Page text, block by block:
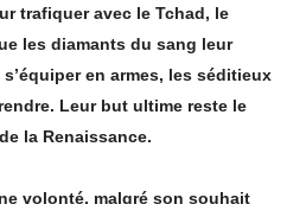
trafiquer avec le Tchad, le
les diamants du sang leur
en armes, les séditieux
Leur but ultime reste le
la Renaissance.
malgré son souhait